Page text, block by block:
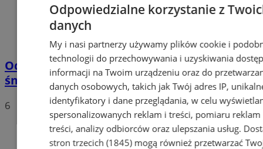
Od 1 stycznia 2020 nowe stawki za wywóz
śmieci
6
Odpowiedzialne korzystanie z
danych
My i nasi partnerzy używamy plików cookie i
technologii do przechowywania i uzyskiwania
informacji na Twoim urządzeniu oraz do
danych osobowych, takich jak Twój adres IP,
identyfikatory i dane przeglądania, w celu
spersonalizowanych reklam i treści, pomiaru reklam
treści, analizy odbiorców oraz ulepszania usług.
stron trzecich (1845)mogą również przetwarzać